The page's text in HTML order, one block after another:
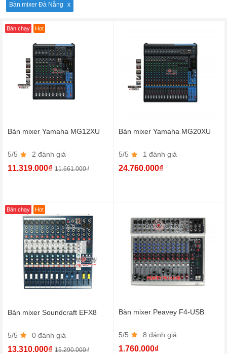
Bàn mixer Đà Nẵng
Bàn mixer Yamaha MG12XU
5/5 2 đánh giá
11.319.000₫ 11.661.000₫
Bán chạy Hot
Bàn mixer Yamaha MG20XU
5/5 1 đánh giá
24.760.000₫
Bàn mixer Soundcraft EFX8
5/5 0 đánh giá
13.310.000₫ 15.290.000₫
Bán chạy Hot
Bàn mixer Peavey F4-USB
5/5 8 đánh giá
1.760.000₫